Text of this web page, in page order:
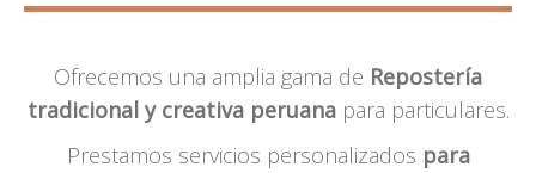
Ofrecemos una amplia gama de Repostería
tradicional y creativa peruanapara particulares.
Prestamos servicios personalizados para